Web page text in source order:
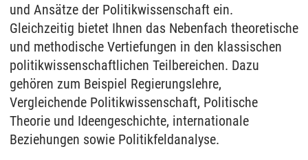
und Ansätze der Politikwissenschaft ein.
Gleichzeitig bietet Ihnen das Nebenfach theoretische
und methodische Vertiefungen in den klassischen
politikwissenschaftlichen Teilbereichen. Dazu
gehören zum Beispiel Regierungslehre,
Vergleichende Politikwissenschaft, Politische
Theorie und Ideengeschichte, internationale
Beziehungen sowie Politikfeldanalyse.